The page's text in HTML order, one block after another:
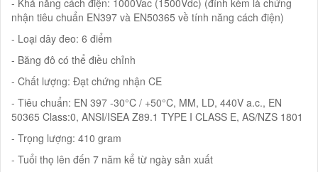
nhận tiêu chuẩn EN397 và EN50365 về tính năng cách điện)
- Loại dây đeo: 6 điểm
- Băng đô có thể điều chỉnh
- Chất lượng: Đạt chứng nhận CE
- Tiêu chuẩn: EN 397 -30°C / +50°C, MM, LD, 440V a.c., EN
50365 Class:0, ANSI/ISEA Z89.1 TYPE I CLASS E, AS/NZS 1801
- Trọng lượng: 410 gram
- Tuổi thọ lên đến 7 năm kể từ ngày sản xuất